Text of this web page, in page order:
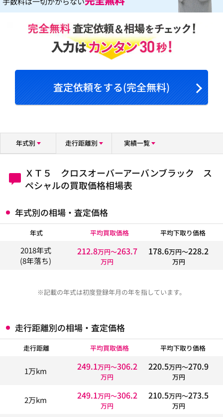
査定依頼をする(完全無料)
年式別 走行距離別 実績一覧
ＸＴ５ クロスオーバーアーバンブラック ス
ペシャルの買取価格相場表
年式別の相場・査定価格
年式 平均買取価格 平均下取り価格
2018年式
(8年落ち)
212.8万円〜263.7
万円
178.6万円〜228.2
万円
※記載の年式は初度登録年月の年を指しています。
走行距離別の相場・査定価格
走行距離 平均買取価格 平均下取り価格
1万km 249.1万円〜306.2
万円
220.5万円〜270.9
万円
2万km 249.1万円〜306.2
万円
210.5万円〜273.5
万円